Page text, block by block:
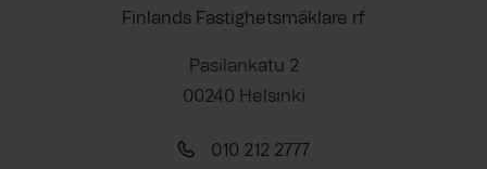
Finlands Fastighetsmäklare rf
Pasilankatu 2
00240 Helsinki
010 212 2777